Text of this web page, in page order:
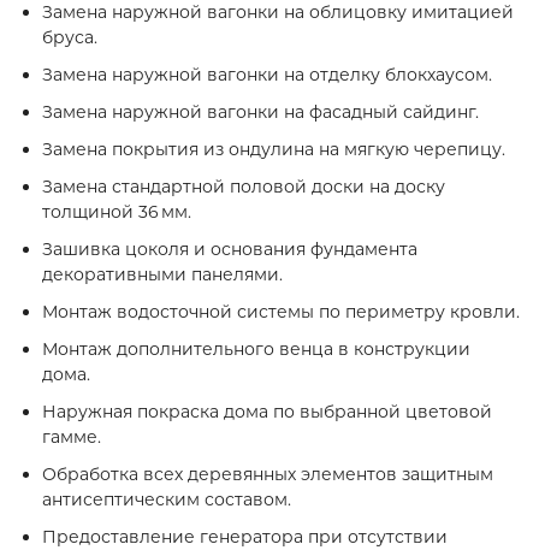
Замена наружной вагонки на облицовку имитацией
бруса.
Замена наружной вагонки на отделку блокхаусом.
Замена наружной вагонки на фасадный сайдинг.
Замена покрытия из ондулина на мягкую черепицу.
Замена стандартной половой доски на доску
толщиной 36 мм.
Зашивка цоколя и основания фундамента
декоративными панелями.
Монтаж водосточной системы по периметру кровли.
Монтаж дополнительного венца в конструкции
дома.
Наружная покраска дома по выбранной цветовой
гамме.
Обработка всех деревянных элементов защитным
антисептическим составом.
Предоставление генератора при отсутствии